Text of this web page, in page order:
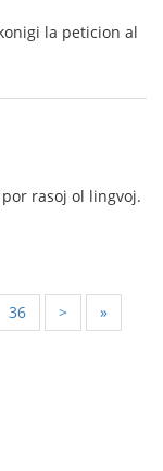
la peticion al
rasoj ol lingvoj.
36 > »